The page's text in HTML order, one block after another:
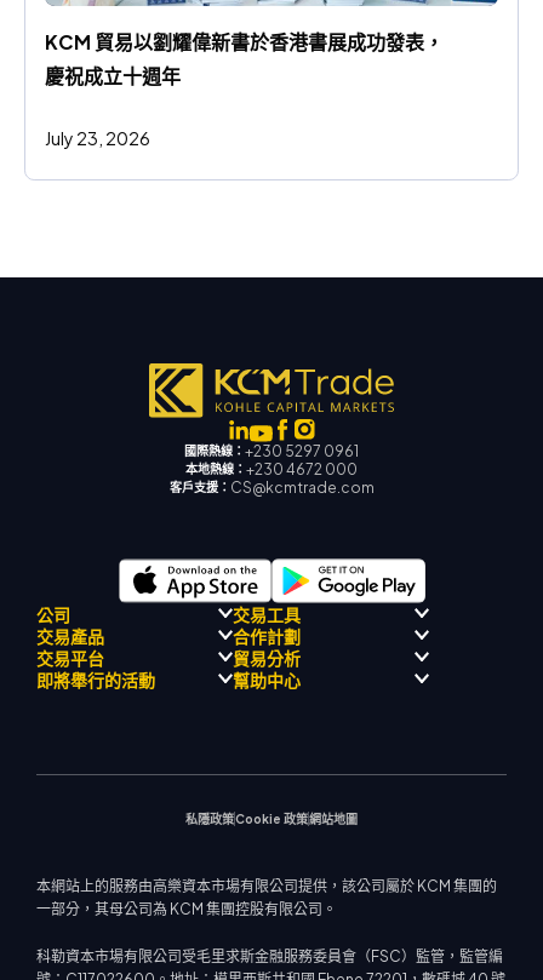
KCM 貿易以劉耀偉新書於香港書展成功發表，
慶祝成立十週年
July 23, 2026
國際熱線： +230 5297 0961
本地熱線： +230 4672 000
客戶支援： CS@kcmtrade.com
公司
監理合規性
關於
飄移隊
交易工具
經濟日曆
交易產品
外匯
貴金屬
合作計劃
介紹經紀人計劃
交易平台 貿易分析
即將舉行的活動 幫助中心
私隱政策Cookie 政策網站地圖
本網站上的服務由高樂資本市場有限公司提供，該公司屬於 KCM 集團的
一部分，其母公司為 KCM 集團控股有限公司。
科勒資本市場有限公司受毛里求斯金融服務委員會（FSC）監管，監管編